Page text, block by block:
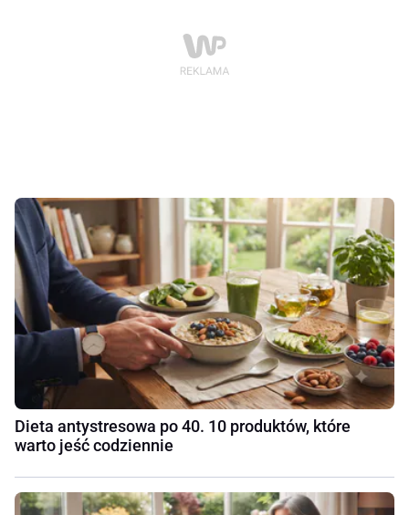
Dieta antystresowa po 40. 10 produktów, które
warto jeść codziennie